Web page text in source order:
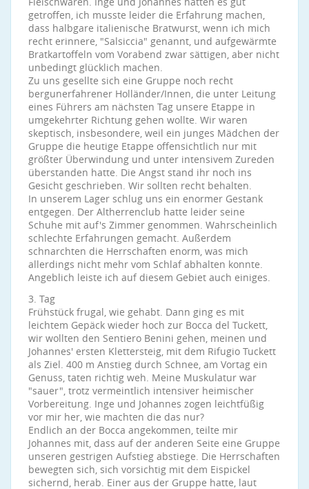
getroffen, ich musste leider die Erfahrung machen,
dass halbgare italienische Bratwurst, wenn ich mich
recht erinnere, "Salsiccia" genannt, und aufgewärmte
Bratkartoffeln vom Vorabend zwar sättigen, aber nicht
unbedingt glücklich machen.
Zu uns gesellte sich eine Gruppe noch recht
bergunerfahrener Holländer/Innen, die unter Leitung
eines Führers am nächsten Tag unsere Etappe in
umgekehrter Richtung gehen wollte. Wir waren
skeptisch, insbesondere, weil ein junges Mädchen der
Gruppe die heutige Etappe offensichtlich nur mit
größter Überwindung und unter intensivem Zureden
überstanden hatte. Die Angst stand ihr noch ins
Gesicht geschrieben. Wir sollten recht behalten.
In unserem Lager schlug uns ein enormer Gestank
entgegen. Der Altherrenclub hatte leider seine
Schuhe mit auf's Zimmer genommen. Wahrscheinlich
schlechte Erfahrungen gemacht. Außerdem
schnarchten die Herrschaften enorm, was mich
allerdings nicht mehr vom Schlaf abhalten konnte.
Angeblich leiste ich auf diesem Gebiet auch einiges.
3. Tag
Frühstück frugal, wie gehabt. Dann ging es mit
leichtem Gepäck wieder hoch zur Bocca del Tuckett,
wir wollten den Sentiero Benini gehen, meinen und
Johannes' ersten Klettersteig, mit dem Rifugio Tuckett
als Ziel. 400 m Anstieg durch Schnee, am Vortag ein
Genuss, taten richtig weh. Meine Muskulatur war
"sauer", trotz vermeintlich intensiver heimischer
Vorbereitung. Inge und Johannes zogen leichtfüßig
vor mir her, wie machten die das nur?
Endlich an der Bocca angekommen, teilte mir
Johannes mit, dass auf der anderen Seite eine Gruppe
unseren gestrigen Aufstieg abstiege. Die Herrschaften
bewegten sich, sich vorsichtig mit dem Eispickel
sichernd, herab. Einer aus der Gruppe hatte, laut